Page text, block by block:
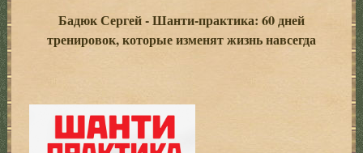
Бадюк Сергей - Шанти-практика: 60 дней
тренировок, которые изменят жизнь навсегда